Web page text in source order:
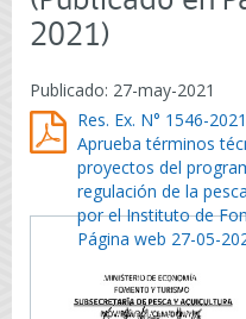
2021)
Publicado: 27-may-2021
Res. Ex. N° 1546-
Aprueba términos
proyectos del
regulación de la
por el Instituto de
Página web 27-05-